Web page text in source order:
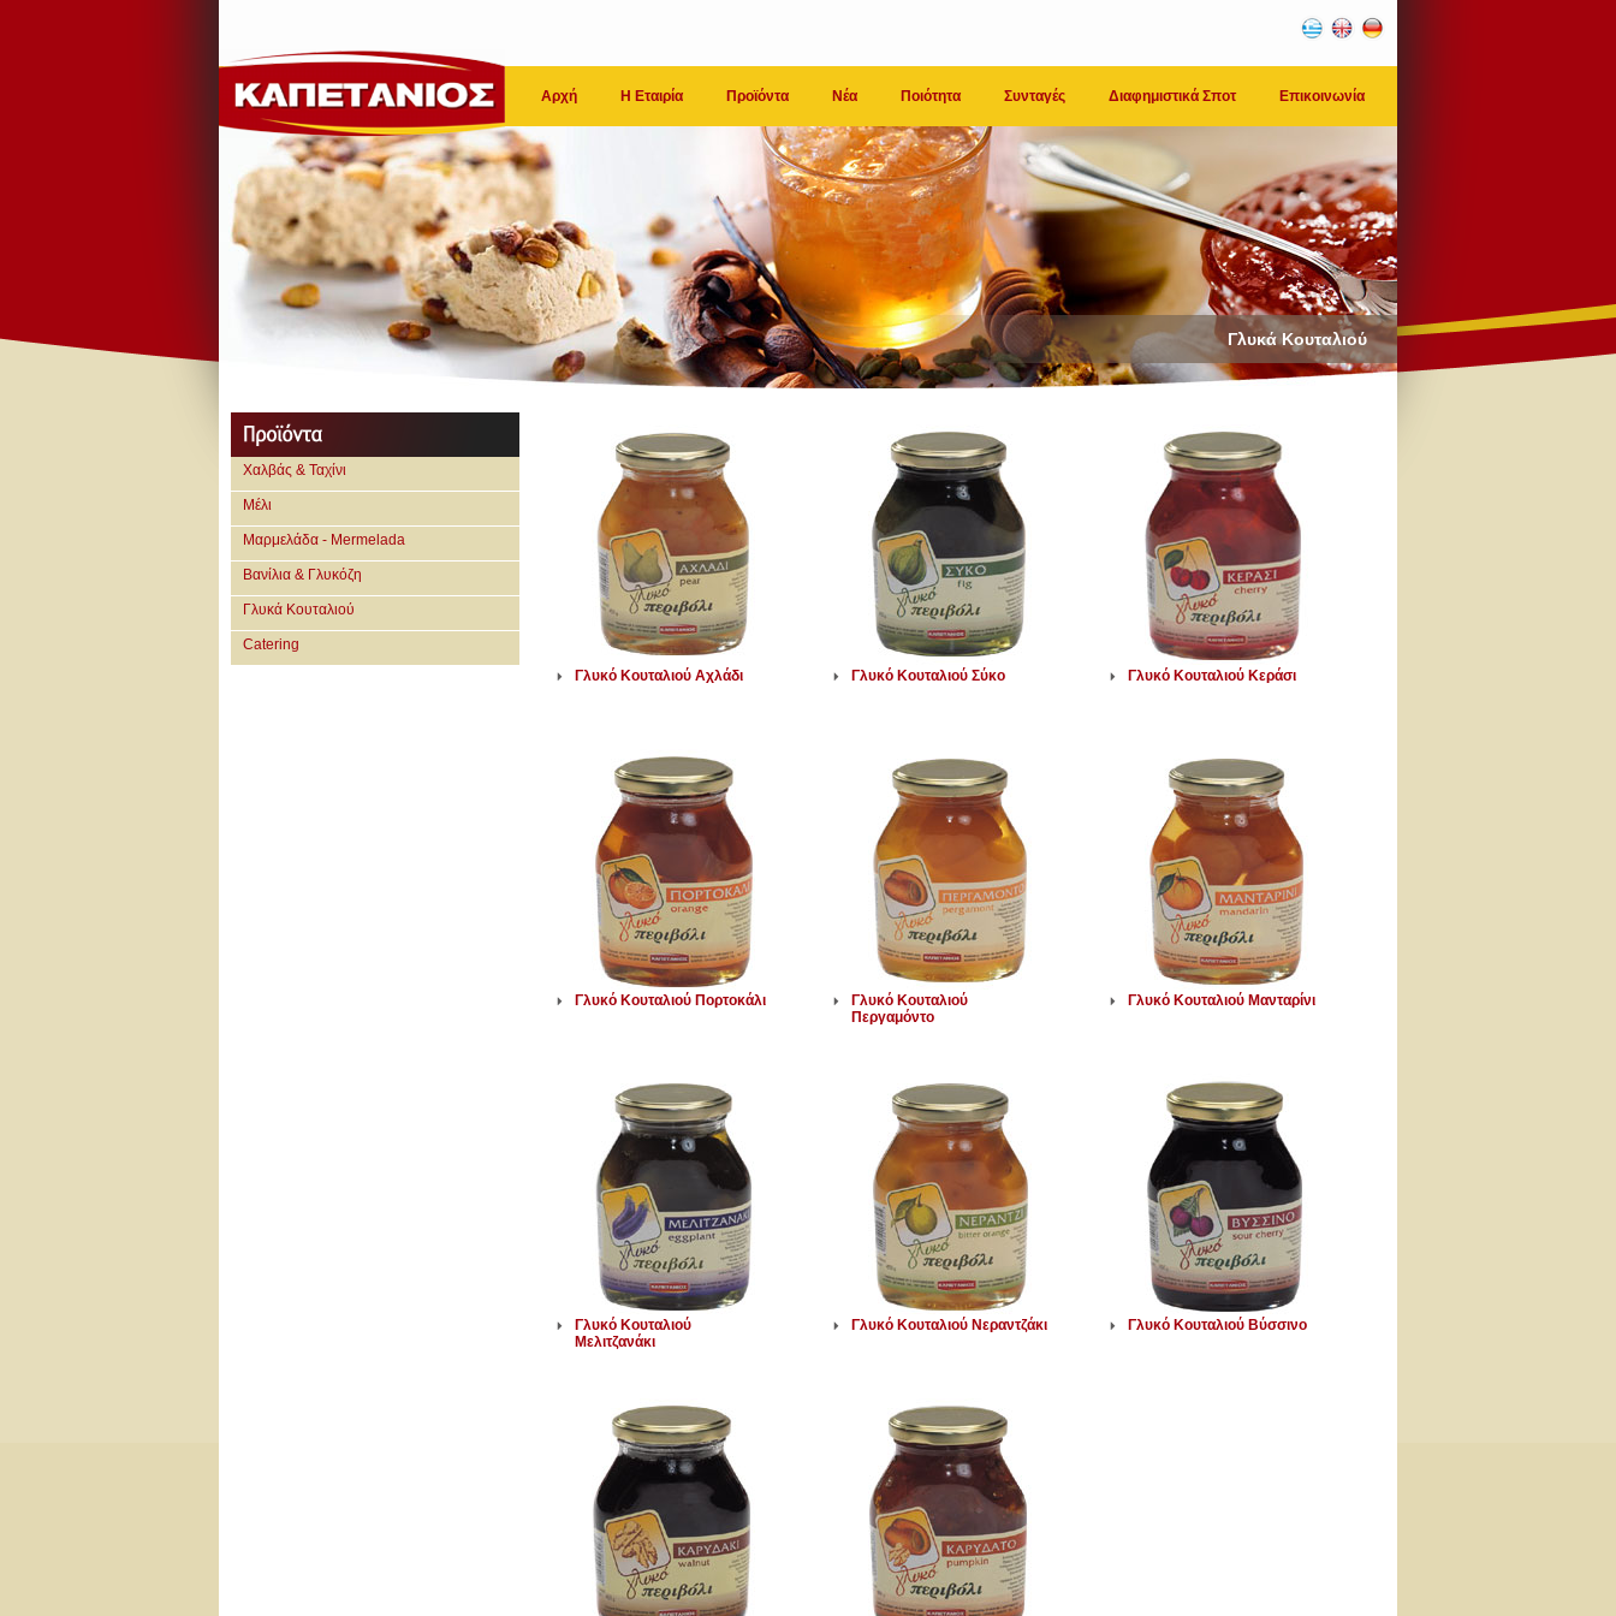
Αρχή Η Εταιρία Προϊόντα Νέα Ποιότητα Συνταγές Διαφημιστικά Σποτ Επικοινωνία
Γλυκά Κουταλιού
Χαλβάς & Ταχίνι
Μέλι
Μαρμελάδα - Mermelada
Βανίλια & Γλυκόζη
Γλυκά Κουταλιού
Catering
Γλυκό Κουταλιού Αχλάδι
Γλυκό Κουταλιού Σύκο Γλυκό Κουταλιού Κεράσι
Γλυκό Κουταλιού Πορτοκάλι
Γλυκό Κουταλιού
Περγαμόντο
Γλυκό Κουταλιού Μανταρίνι
Γλυκό Κουταλιού
Μελιτζανάκι
Γλυκό Κουταλιού Νεραντζάκι Γλυκό Κουταλιού Βύσσινο